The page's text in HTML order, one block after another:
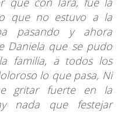
que no estuvo a la
pasando y ahora
Daniela que se pudo
familia, a todos los
lo que pasa, Ni
gritar fuerte en la
nada que festejar